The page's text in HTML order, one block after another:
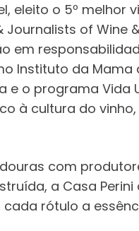
eleito o 5º melhor
of Wine
em
Instituto da Mama
e o programa Vida
à cultura do
com
a Casa
rótulo a